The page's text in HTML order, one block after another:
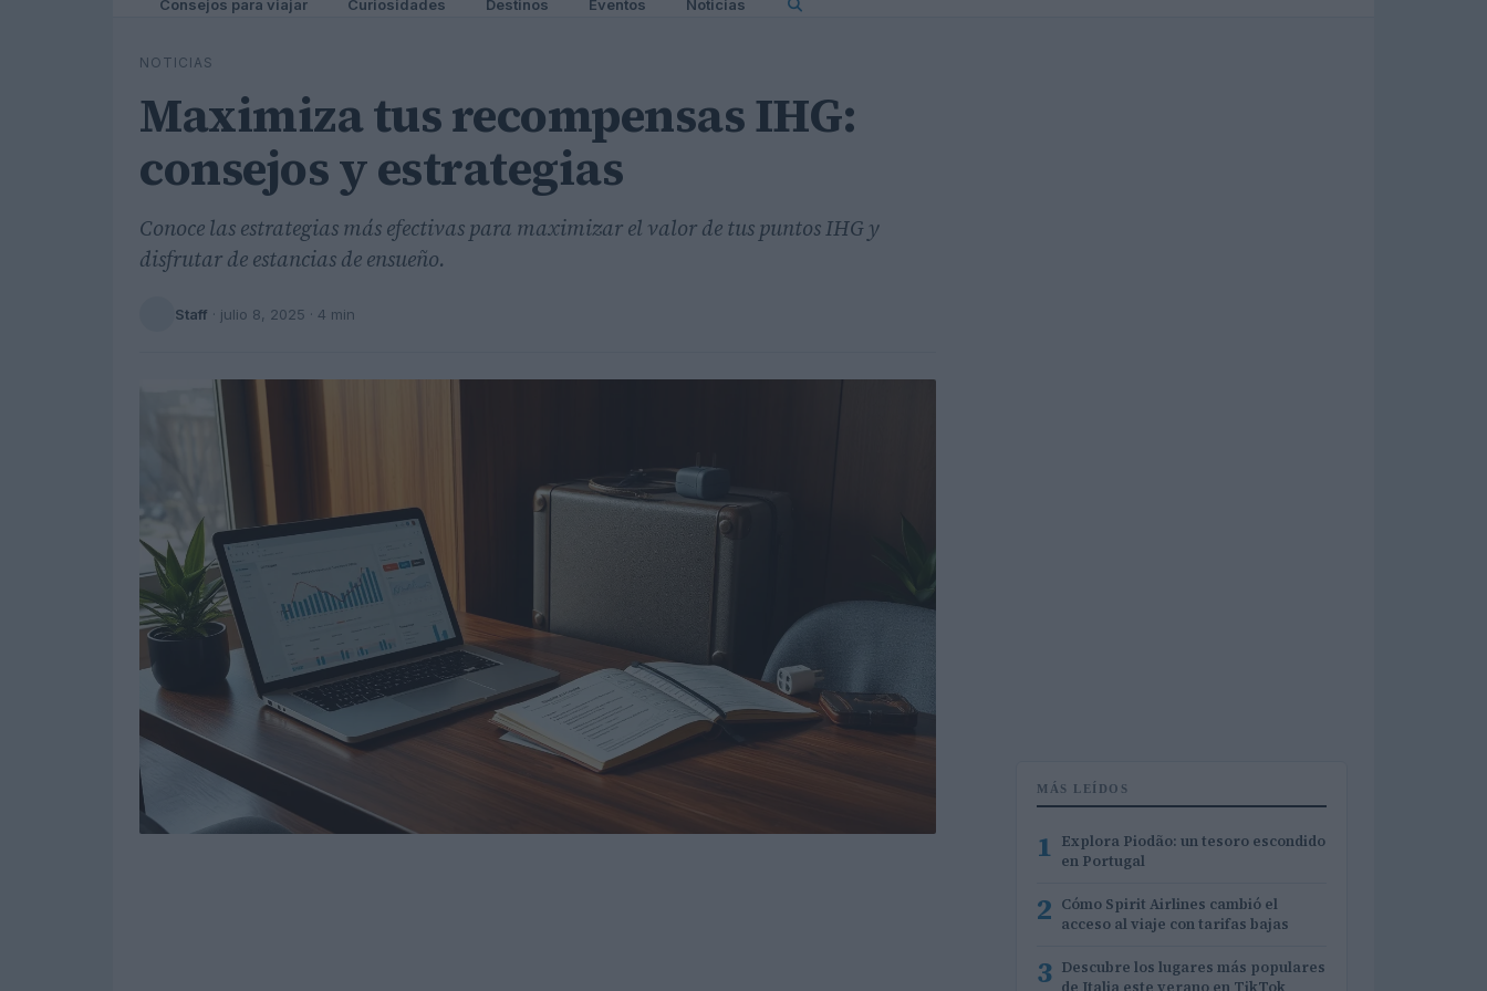
Consejos para viajar Curiosidades Destinos Eventos Noticias
NOTICIAS
Maximiza tus recompensas IHG:
consejos y estrategias
Conoce las estrategias más efectivas para maximizar el valor de tus puntos IHG y
disfrutar de estancias de ensueño.
Staff · julio 8, 2025 · 4 min
MÁS LEÍDOS
1 Explora Piodão: un tesoro escondido
en Portugal
2 Cómo Spirit Airlines cambió el
acceso al viaje con tarifas bajas
3 Descubre los lugares más populares
de Italia este verano en TikTok